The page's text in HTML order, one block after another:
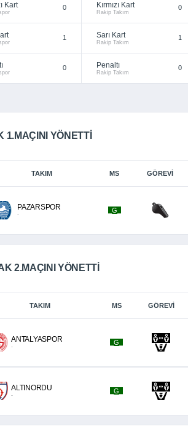
Kart 0 Kırmızı Kart
Rakip Takım
0
1 Sarı Kart
Rakip Takım
1
0 Penaltı
Rakip Takım
0
YÖNETTI
TAKIM MS GÖREVI
PAZARSPOR
-
_G_
2.MAÇINI YÖNETTI
TAKIM MS GÖREVI
ANTALYASPOR
-
_G_
ALTINORDU
-
_G_